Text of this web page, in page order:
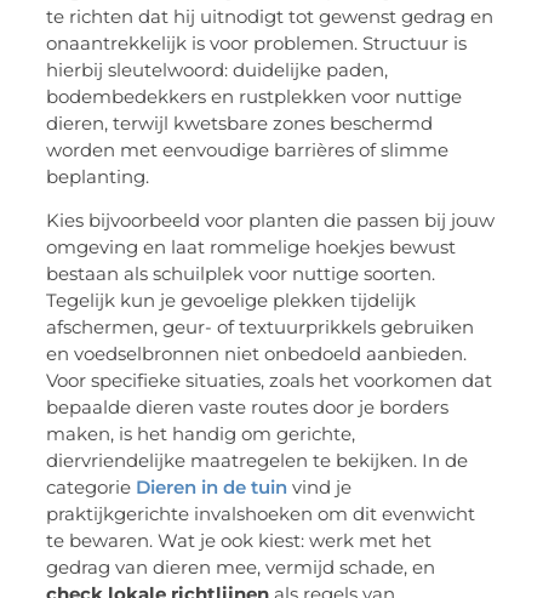
te richten dat hij uitnodigt tot gewenst gedrag en
onaantrekkelijk is voor problemen. Structuur is
hierbij sleutelwoord: duidelijke paden,
bodembedekkers en rustplekken voor nuttige
dieren, terwijl kwetsbare zones beschermd
worden met eenvoudige barrières of slimme
beplanting.
Kies bijvoorbeeld voor planten die passen bij jouw
omgeving en laat rommelige hoekjes bewust
bestaan als schuilplek voor nuttige soorten.
Tegelijk kun je gevoelige plekken tijdelijk
afschermen, geur- of textuurprikkels gebruiken
en voedselbronnen niet onbedoeld aanbieden.
Voor specifieke situaties, zoals het voorkomen dat
bepaalde dieren vaste routes door je borders
maken, is het handig om gerichte,
diervriendelijke maatregelen te bekijken. In de
categorie Dieren in de tuin vind je
praktijkgerichte invalshoeken om dit evenwicht
te bewaren. Wat je ook kiest: werk met het
gedrag van dieren mee, vermijd schade, en